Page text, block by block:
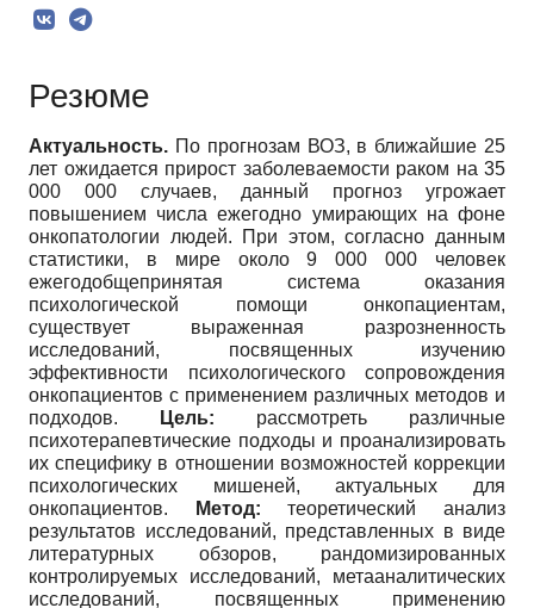
Резюме
Актуальность. По прогнозам ВОЗ, в ближайшие 25
лет ожидается прирост заболеваемости раком на 35
000 000 случаев, данный прогноз угрожает
повышением числа ежегодно умирающих на фоне
онкопатологии людей. При этом, согласно данным
статистики, в мире около 9 000 000 человек
ежегодобщепринятая система оказания
психологической помощи онкопациентам,
существует выраженная разрозненность
исследований, посвященных изучению
эффективности психологического сопровождения
онкопациентов с применением различных методов и
подходов.
Цель: рассмотреть различные
психотерапевтические подходы и проанализировать
их специфику в отношении возможностей коррекции
психологических мишеней, актуальных для
онкопациентов.
Метод: теоретический анализ
результатов исследований, представленных в виде
литературных обзоров, рандомизированных
контролируемых исследований, метааналитических
исследований, посвященных применению